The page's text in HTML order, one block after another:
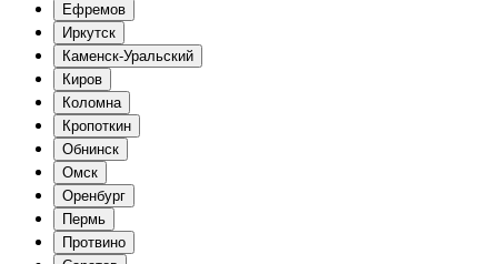
Ефремов
Иркутск
Каменск-Уральский
Киров
Коломна
Кропоткин
Обнинск
Омск
Оренбург
Пермь
Протвино